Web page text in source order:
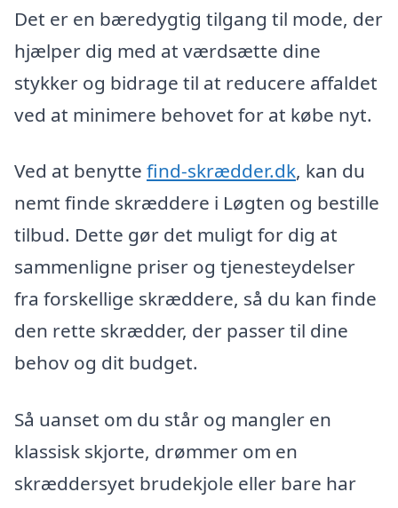
Det er en bæredygtig tilgang til mode, der
hjælper dig med at værdsætte dine
stykker og bidrage til at reducere affaldet
ved at minimere behovet for at købe nyt.
Ved at benytte find-skrædder.dk, kan du
nemt finde skræddere i Løgten og bestille
tilbud. Dette gør det muligt for dig at
sammenligne priser og tjenesteydelser
fra forskellige skræddere, så du kan finde
den rette skrædder, der passer til dine
behov og dit budget.
Så uanset om du står og mangler en
klassisk skjorte, drømmer om en
skræddersyet brudekjole eller bare har